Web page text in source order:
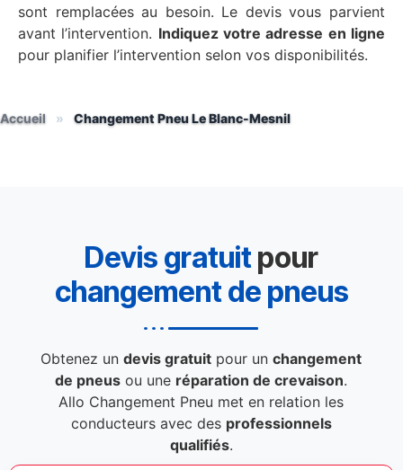
sont remplacées au besoin. Le devis vous parvient
avant l’intervention. Indiquez votre adresse en ligne
pour planifier l’intervention selon vos disponibilités.
Accueil » Changement Pneu Le Blanc-Mesnil
Devis gratuitpour
changement de pneus
Obtenez undevis gratuit pour unchangement
de pneus ou une réparation de crevaison.
Allo Changement Pneu met en relation les
conducteurs avec des professionnels
qualifiés.